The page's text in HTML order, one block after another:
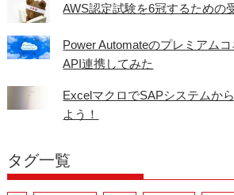
AWS認定試験を6冠するための
Power Automateのプレミアム
API連携してみた
ExcelマクロでSAPシステムか
よう！
タグ一覧